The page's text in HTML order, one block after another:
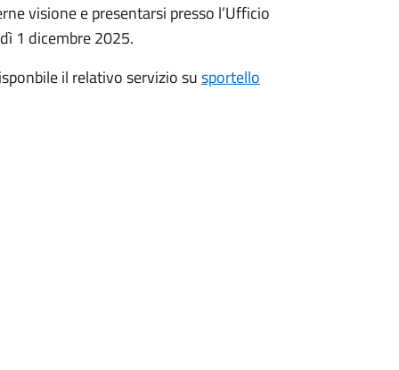
visione e presentarsi presso l’Ufficio
1 dicembre 2025.
il relativo servizio susportello